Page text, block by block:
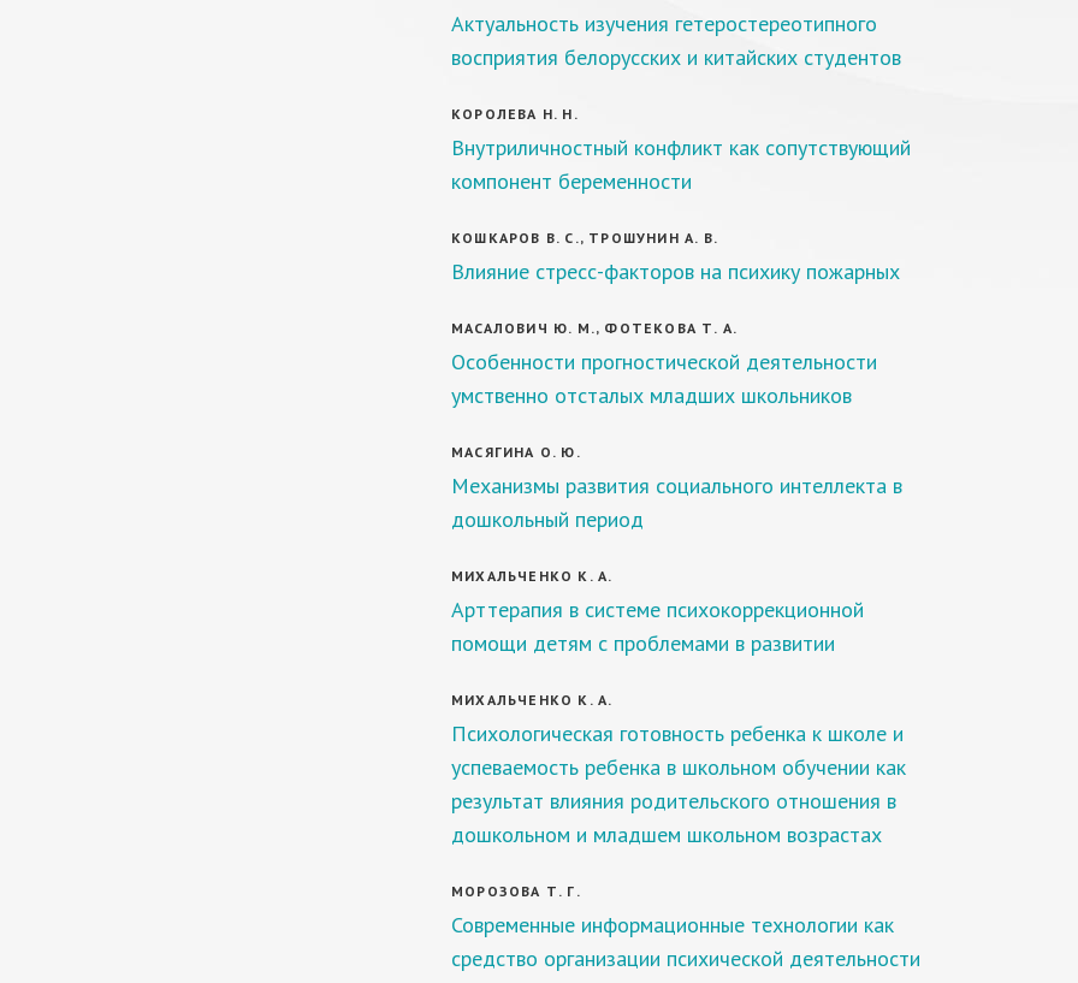
Актуальность изучения гетеростереотипного
восприятия белорусских и китайских студентов
КОРОЛЕВА Н. Н.
Внутриличностный конфликт как сопутствующий
компонент беременности
КОШКАРОВ В. С., ТРОШУНИН А. В.
Влияние стресс-факторов на психику пожарных
МАСАЛОВИЧ Ю. М., ФОТЕКОВА Т. А.
Особенности прогностической деятельности
умственно отсталых младших школьников
МАСЯГИНА О. Ю.
Механизмы развития социального интеллекта в
дошкольный период
МИХАЛЬЧЕНКО К. А.
Арттерапия в системе психокоррекционной
помощи детям с проблемами в развитии
МИХАЛЬЧЕНКО К. А.
Психологическая готовность ребенка к школе и
успеваемость ребенка в школьном обучении как
результат влияния родительского отношения в
дошкольном и младшем школьном возрастах
МОРОЗОВА Т. Г.
Современные информационные технологии как
средство организации психической деятельности